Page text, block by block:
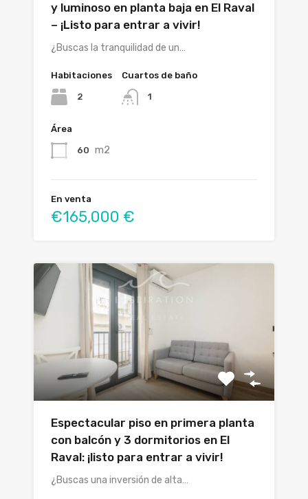
y luminoso en planta baja en El Raval
– ¡Listo para entrar a vivir!
¿Buscas la tranquilidad de un…
Habitaciones
2
Cuartos de baño
1
Área
60 m2
En venta
€165,000 €
Espectacular piso en primera planta
con balcón y 3 dormitorios en El
Raval: ¡listo para entrar a vivir!
¿Buscas una inversión de alta…